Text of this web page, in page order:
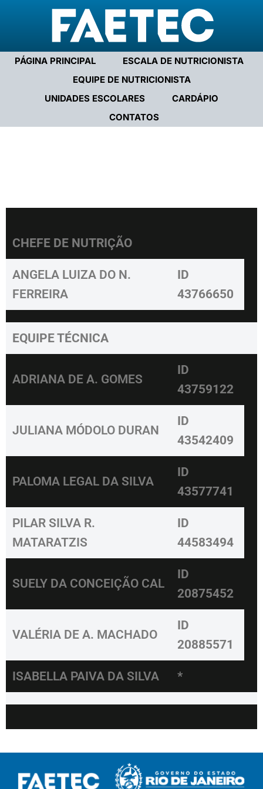
PÁGINA PRINCIPAL
ESCALA DE NUTRICIONISTA
EQUIPE DE NUTRICIONISTA
UNIDADES ESCOLARES
CARDÁPIO
CONTATOS
CHEFE DE NUTRIÇÃO
ANGELA LUIZA DO N.
FERREIRA
ID
43766650
EQUIPE TÉCNICA
ADRIANA DE A. GOMES
ID
43759122
JULIANA MÓDOLO DURAN
ID
43542409
PALOMA LEGAL DA SILVA
ID
43577741
PILAR SILVA R.
MATARATZIS
ID
44583494
SUELY DA CONCEIÇÃO CAL
ID
20875452
VALÉRIA DE A. MACHADO
ID
20885571
ISABELLA PAIVA DA SILVA *